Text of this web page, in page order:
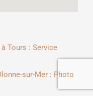
Tours : Service
sur-Mer : Photo